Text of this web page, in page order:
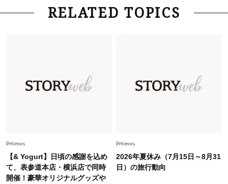
Fashion 2026.6.12
中村ゆりさん「40代になり、やっと“仕事以外の
「オシャレ」も整うトレンドトップス〈4選〉
Fashion 2026.6.26
初夏はこれさえあれば！40代は【淡色ワンピ】
RELATED TOPICS
Prtimes
【& Yogurt】日頃の感謝を込め
て、表参道本店・横浜店で同時
開催！豪華オリジナルグッズや
Prtimes
2026年夏休み（7月15日～8月31
日）の旅行動向